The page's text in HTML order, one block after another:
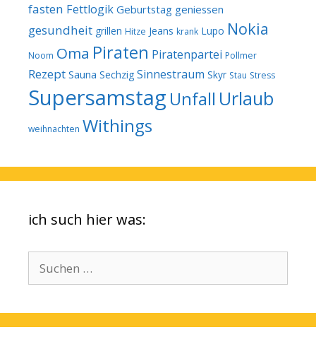
fasten Fettlogik Geburtstag geniessen
gesundheit grillen Hitze Jeans krank Lupo Nokia
Noom Oma Piraten Piratenpartei Pollmer
Rezept Sauna Sechzig Sinnestraum Skyr Stau Stress
Supersamstag Unfall Urlaub
weihnachten Withings
ich such hier was:
nach: